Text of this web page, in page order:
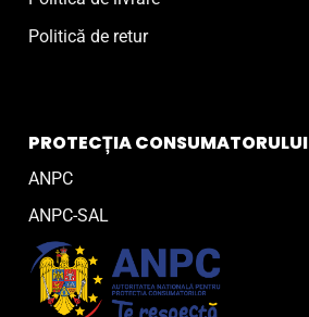
Politică de retur
PROTECȚIA CONSUMATORULUI
ANPC
ANPC-SAL